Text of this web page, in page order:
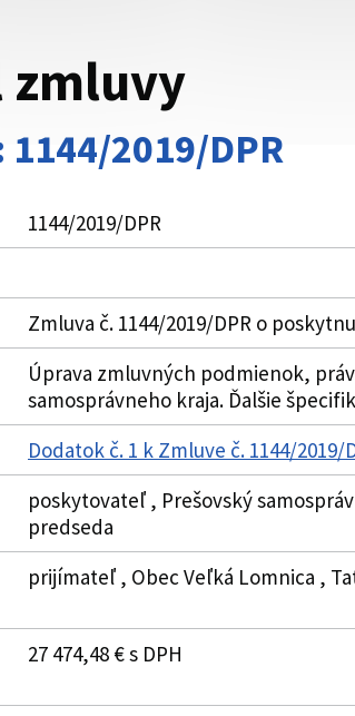
zmluvy
2019/DPR
1144/2019/DPR
Zmluva č. 1144/2019/DPR o
Úprava zmluvných podmienok,
samosprávneho kraja. Ďalšie
Dodatok č. 1 k Zmluve č. 1144/2019/
poskytovateľ , Prešovský
predseda
prijímateľ , Obec Veľká Lomnica ,
27 474,48 € s DPH